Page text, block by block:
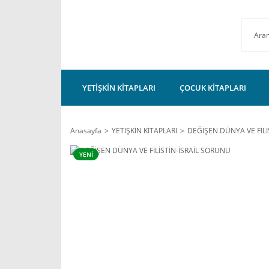
YETİŞKİN KİTAPLARI ÇOCUK KİTAPLARI
Anasayfa YETİŞKİN KİTAPLARI DEĞİŞEN DÜNYA VE
YENİ